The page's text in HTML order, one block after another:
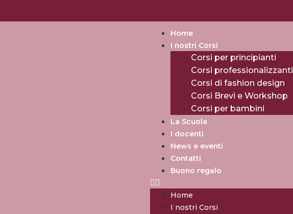
Home
I nostri Corsi
Corsi per principianti
Corsi professionalizzanti
Corsi di fashion design
Corsi Brevi e Workshop
Corsi per bambini
La Scuola
I docenti
News e eventi
Contatti
Buono regalo
Home
I nostri Corsi